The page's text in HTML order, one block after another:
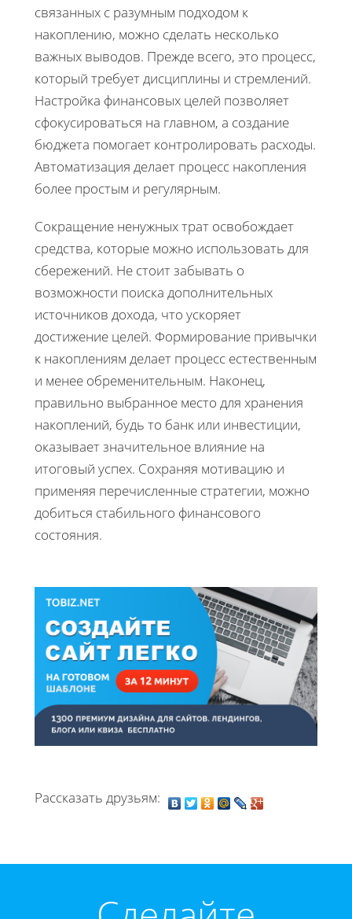
связанных с разумным подходом к
накоплению, можно сделать несколько
важных выводов. Прежде всего, это процесс,
который требует дисциплины и стремлений.
Настройка финансовых целей позволяет
сфокусироваться на главном, а создание
бюджета помогает контролировать расходы.
Автоматизация делает процесс накопления
более простым и регулярным.
Сокращение ненужных трат освобождает
средства, которые можно использовать для
сбережений. Не стоит забывать о
возможности поиска дополнительных
источников дохода, что ускоряет
достижение целей. Формирование привычки
к накоплениям делает процесс естественным
и менее обременительным. Наконец,
правильно выбранное место для хранения
накоплений, будь то банк или инвестиции,
оказывает значительное влияние на
итоговый успех. Сохраняя мотивацию и
применяя перечисленные стратегии, можно
добиться стабильного финансового
состояния.
Рассказать друзьям: